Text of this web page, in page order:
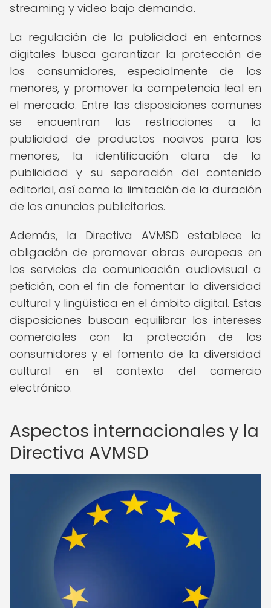
streaming y video bajo demanda.
La regulación de la publicidad en entornos
digitales busca garantizar la protección de
los consumidores, especialmente de los
menores, y promover la competencia leal en
el mercado. Entre las disposiciones comunes
se encuentran las restricciones a la
publicidad de productos nocivos para los
menores, la identificación clara de la
publicidad y su separación del contenido
editorial, así como la limitación de la duración
de los anuncios publicitarios.
Además, la Directiva AVMSD establece la
obligación de promover obras europeas en
los servicios de comunicación audiovisual a
petición, con el fin de fomentar la diversidad
cultural y lingüística en el ámbito digital. Estas
disposiciones buscan equilibrar los intereses
comerciales con la protección de los
consumidores y el fomento de la diversidad
cultural en el contexto del comercio
electrónico.
Aspectos internacionales y la
Directiva AVMSD